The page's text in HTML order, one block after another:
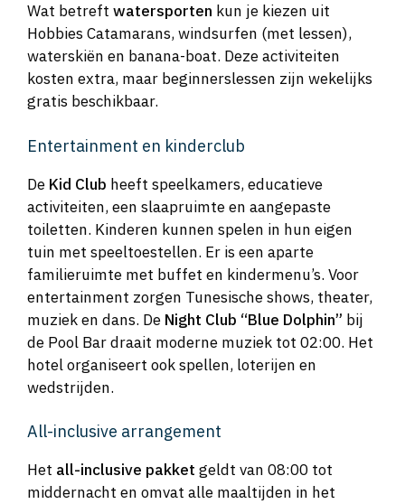
Wat betreft watersporten kun je kiezen uit
Hobbies Catamarans, windsurfen (met lessen),
waterskiën en banana-boat. Deze activiteiten
kosten extra, maar beginnerslessen zijn wekelijks
gratis beschikbaar.
Entertainment en kinderclub
De Kid Club heeft speelkamers, educatieve
activiteiten, een slaapruimte en aangepaste
toiletten. Kinderen kunnen spelen in hun eigen
tuin met speeltoestellen. Er is een aparte
familieruimte met buffet en kindermenu’s. Voor
entertainment zorgen Tunesische shows, theater,
muziek en dans. De Night Club “Blue Dolphin” bij
de Pool Bar draait moderne muziek tot 02:00. Het
hotel organiseert ook spellen, loterijen en
wedstrijden.
All-inclusive arrangement
Het all-inclusive pakket geldt van 08:00 tot
middernacht en omvat alle maaltijden in het